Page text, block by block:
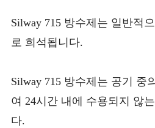
Silway 715 방수제는 일반적
로 희석됩니다.
Silway 715 방수제는 공기 중
여 24시간 내에 수용되지 않
다.